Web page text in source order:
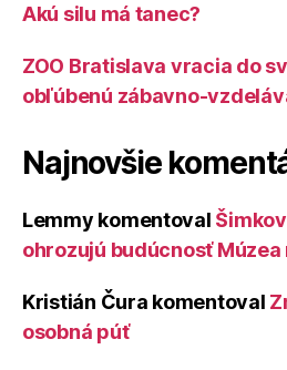
Akú silu má tanec?
ZOO Bratislava vracia do
obľúbenú zábavno-
Najnovšie
Lemmy komentoval
ohrozujú budúcnosť
Kristián Čura komentoval
osobná púť